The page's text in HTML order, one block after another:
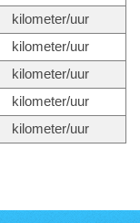
kilometer/uur
kilometer/uur
kilometer/uur
kilometer/uur
kilometer/uur